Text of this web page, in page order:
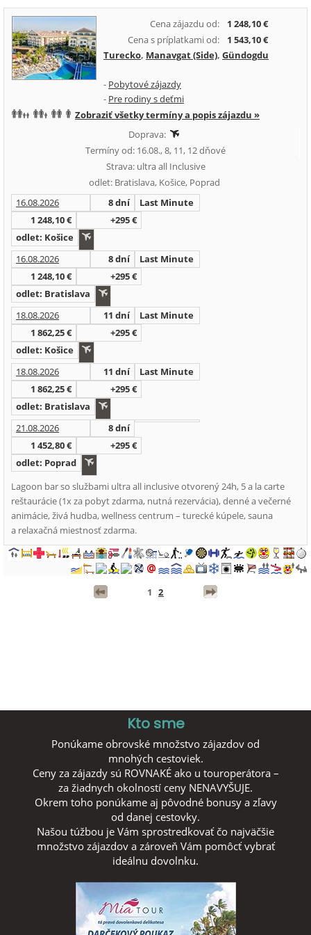
Cena zájazdu od:
1 248,10 €
Cena s príplatkami od:
1 543,10 €
Turecko, Manavgat (Side), Gündogdu
- Pobytové zájazdy
- Pre rodiny s deťmi
Zobraziť všetky termíny a popis zájazdu »
Doprava:
Termíny od: 16.08., 8, 11, 12 dňové
Strava: ultra all Inclusive
odlet: Bratislava, Košice, Poprad
16.08.2026
8 dní
Last Minute
1 248,10 €
+295 €
odlet: Košice
16.08.2026
8 dní
Last Minute
1 248,10 €
+295 €
odlet: Bratislava
18.08.2026
11 dní
Last Minute
1 862,25 €
+295 €
odlet: Košice
18.08.2026
11 dní
Last Minute
1 862,25 €
+295 €
odlet: Bratislava
21.08.2026
8 dní
1 452,80 €
+295 €
odlet: Poprad
Lagoon bar so službami ultra all inclusive otvorený 24h, 5 a la carte
reštaurácie (1x za pobyt zdarma, nutná rezervácia), denné a večerné
animácie, živá hudba, wellness centrum – turecké kúpele, sauna
a relaxačná miestnosť zdarma.
1 2
Kto sme
Ponúkame obrovské množstvo zájazdov od
mnohých cestoviek.
Ceny za zájazdy sú ROVNAKÉ ako u touroperátora –
za žiadnych okolností ceny NENAVYŠUJE.
Okrem toho ponúkame aj pôvodné bonusy a zľavy
od danej cestovky.
Našou túžbou je Vám sprostredkovať čo najväčšie
množstvo zájazdov a zároveň Vám pomôcť vybrať
ideálnu dovolnku.